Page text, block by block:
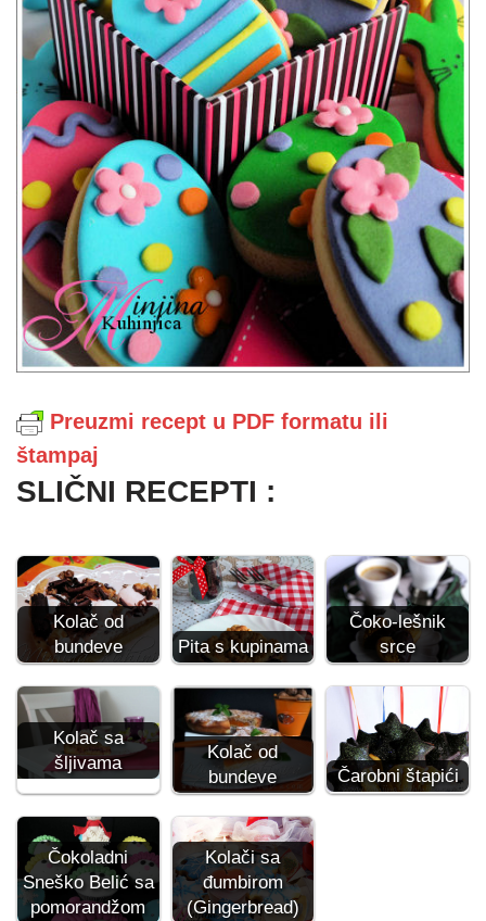
Preuzmi recept u PDF formatu ili
štampaj
SLIČNI RECEPTI :
Kolač od
bundeve
Pita s kupinama
Čoko-lešnik
srce
Kolač sa
šljivama
Kolač od
bundeve
Čarobni štapići
Čokoladni
Sneško Belić sa
pomorandžom
Kolači sa
đumbirom
(Gingerbread)